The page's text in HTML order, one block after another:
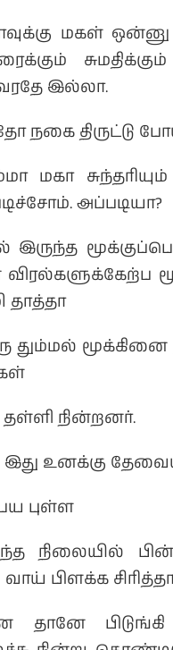
மகள்
இல்லா.
திருட்டு
மகா
அப்படியா?
இருந்த
விரல்களுக்கேற்ப
தாத்தா
தும்மல்
தள்ளி நின்றனர்.
உனக்கு
புள்ள
நிலையில்
பிளக்க
தானே